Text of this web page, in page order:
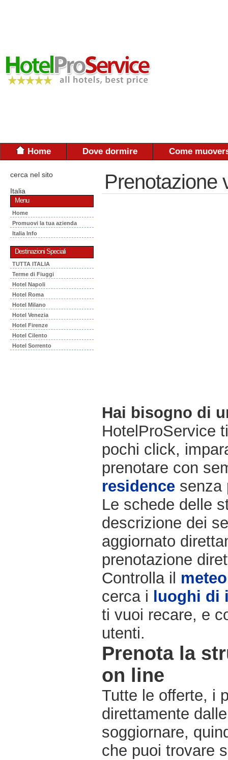
Home Dove dormire Come
cerca nel sito
Italia
Menu
Home
Promuovi la tua azienda
Italia Info
Destinazioni Speciali
TUTTA ITALIA
Terme di Fiuggi
Hotel Napoli
Hotel Roma
Hotel Milano
Hotel Venezia
Hotel Firenze
Hotel Cilento
Hotel Sorrento
Prenotazione
Hai bisogno di
HotelProService
pochi click,
prenotare con
residence senza
Le schede delle
descrizione dei
aggiornato
prenotazione
Controlla il meteo
cerca i luoghi di
ti vuoi recare, e
utenti.
Prenota la
on line
Tutte le offerte, i
direttamente
soggiornare,
che puoi trovare